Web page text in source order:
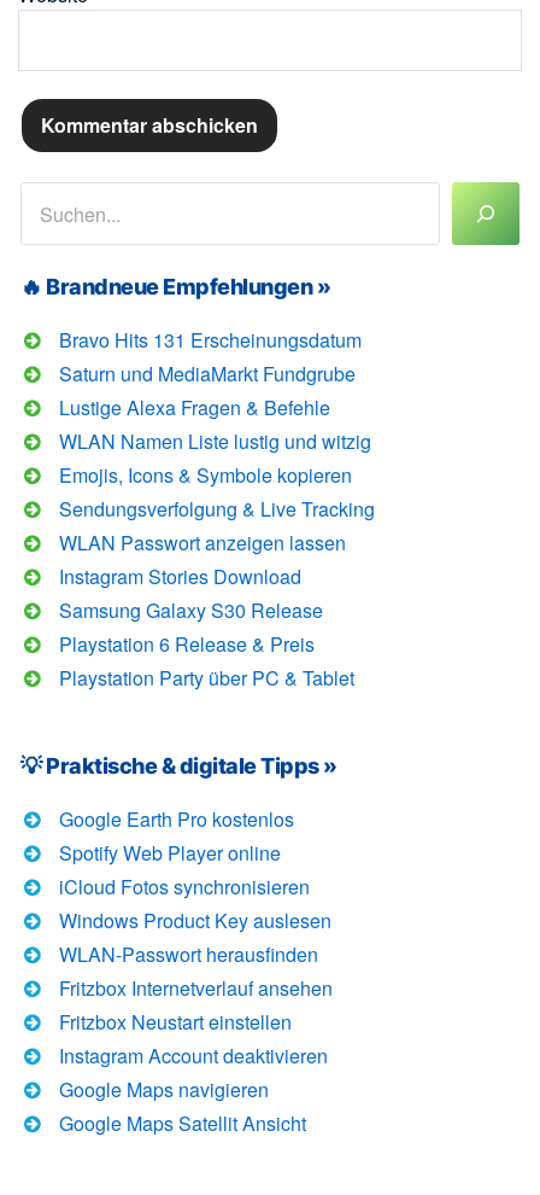
🔥 Brandneue Empfehlungen »
Bravo Hits 131 Erscheinungsdatum
Saturn und MediaMarkt Fundgrube
Lustige Alexa Fragen & Befehle
WLAN Namen Liste lustig und witzig
Emojis, Icons & Symbole kopieren
Sendungsverfolgung & Live Tracking
WLAN Passwort anzeigen lassen
Instagram Stories Download
Samsung Galaxy S30 Release
Playstation 6 Release & Preis
Playstation Party über PC & Tablet
💡 Praktische & digitale Tipps »
Google Earth Pro kostenlos
Spotify Web Player online
iCloud Fotos synchronisieren
Windows Product Key auslesen
WLAN-Passwort herausfinden
Fritzbox Internetverlauf ansehen
Fritzbox Neustart einstellen
Instagram Account deaktivieren
Google Maps navigieren
Google Maps Satellit Ansicht